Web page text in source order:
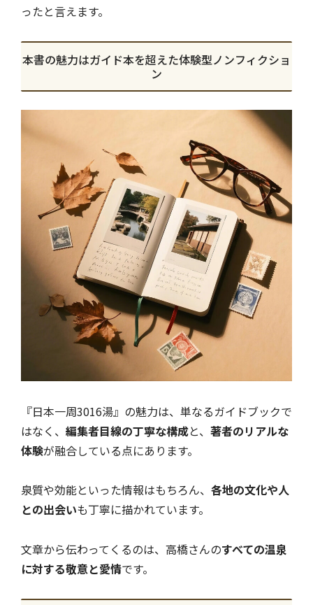
ったと言えます。
本書の魅力はガイド本を超えた体験型ノンフィクショ
ン
『日本一周3016湯』の魅力は、単なるガイドブックで
はなく、 編集者目線の丁寧な構成と、 著者のリアルな
体験が融合している点にあります。
泉質や効能といった情報はもちろん、 各地の文化や人
との出会いも丁寧に描かれています。
文章から伝わってくるのは、高橋さんのすべての温泉
に対する敬意と愛情です。